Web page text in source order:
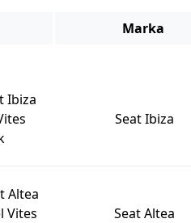
Marka
Ibiza
Seat Ibiza
Altea
Vites
Seat Altea